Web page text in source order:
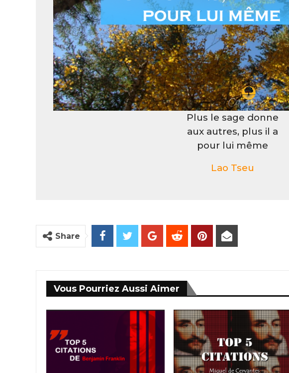
Plus le sage donne
aux autres, plus il a
pour lui même
Lao Tseu
Share
Vous Pourriez Aussi Aimer